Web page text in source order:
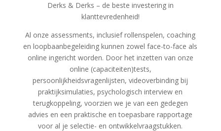
Derks & Derks – de beste investering in
klanttevredenheid!
Al onze assessments, inclusief rollenspelen, coaching
en loopbaanbegeleiding kunnen zowel face-to-face als
online ingericht worden. Door het inzetten van onze
online (capaciteiten)tests,
persoonlijkheidsvragenlijsten, videoverbinding bij
praktijksimulaties, psychologisch interview en
terugkoppeling, voorzien we je van een gedegen
advies en een praktische en toepasbare rapportage
voor al je selectie- en ontwikkelvraagstukken.